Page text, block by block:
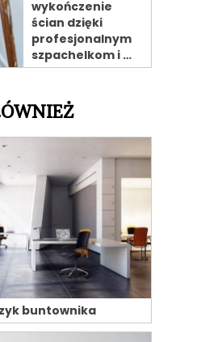
wykończenie
ścian dzięki
profesjonalnym
szpachelkom i …
buntownika